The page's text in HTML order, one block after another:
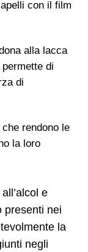
con il film
alla lacca
di
di
rendono le
la loro
e
presenti nei
la
negli